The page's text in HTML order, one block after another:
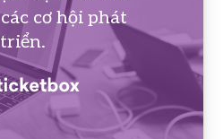
cơ hội phát
triển.